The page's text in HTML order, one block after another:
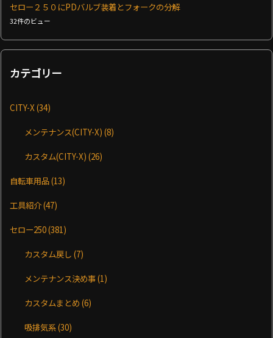
セロー２５０にPDバルブ装着とフォークの分解
32件のビュー
カテゴリー
CITY-X (34)
メンテナンス(CITY-X)(8)
カスタム(CITY-X)(26)
自転車用品(13)
工具紹介(47)
セロー250(381)
カスタム戻し(7)
メンテナンス決め事(1)
カスタムまとめ(6)
吸排気系(30)